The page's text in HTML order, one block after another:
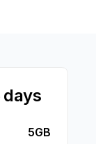
days
5GB